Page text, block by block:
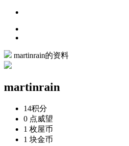
martinrain的资料
martinrain
14积分
0 点威望
1 枚屋币
1 块金币